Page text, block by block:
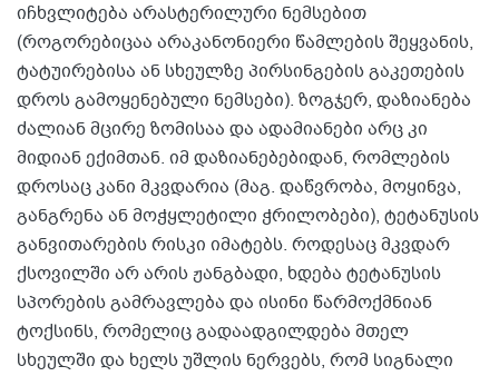
იჩხვლიტება არასტერილური ნემსებით
(როგორებიცაა არაკანონიერი წამლების შეყვანის,
ტატუირებისა ან სხეულზე პირსინგების გაკეთების
დროს გამოყენებული ნემსები). ზოგჯერ, დაზიანება
ძალიან მცირე ზომისაა და ადამიანები არც კი
მიდიან ექიმთან. იმ დაზიანებებიდან, რომლების
დროსაც კანი მკვდარია (მაგ. დაწვრობა, მოყინვა,
განგრენა ან მოჭყლეტილი ჭრილობები), ტეტანუსის
განვითარების რისკი იმატებს. როდესაც მკვდარ
ქსოვილში არ არის ჟანგბადი, ხდება ტეტანუსის
სპორების გამრავლება და ისინი წარმოქმნიან
ტოქსინს, რომელიც გადაადგილდება მთელ
სხეულში და ხელს უშლის ნერვებს, რომ სიგნალი